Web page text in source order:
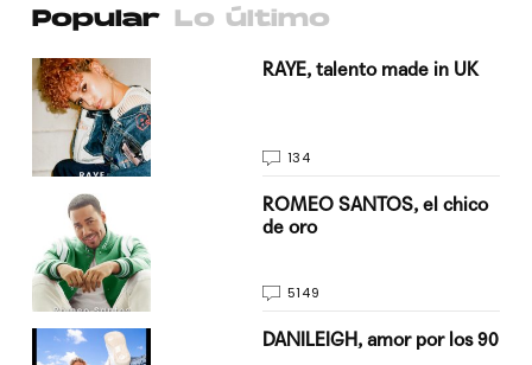
Popular Lo último
RAYE, talento made in UK
134
ROMEO SANTOS, el chico
de oro
5149
DANILEIGH, amor por los 90